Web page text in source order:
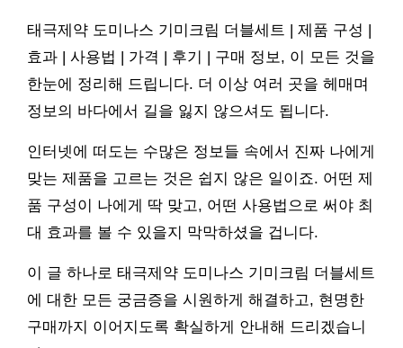
태극제약 도미나스 기미크림 더블세트 | 제품 구성 |
효과 | 사용법 | 가격 | 후기 | 구매 정보, 이 모든 것을
한눈에 정리해 드립니다. 더 이상 여러 곳을 헤매며
정보의 바다에서 길을 잃지 않으셔도 됩니다.
인터넷에 떠도는 수많은 정보들 속에서 진짜 나에게
맞는 제품을 고르는 것은 쉽지 않은 일이죠. 어떤 제
품 구성이 나에게 딱 맞고, 어떤 사용법으로 써야 최
대 효과를 볼 수 있을지 막막하셨을 겁니다.
이 글 하나로 태극제약 도미나스 기미크림 더블세트
에 대한 모든 궁금증을 시원하게 해결하고, 현명한
구매까지 이어지도록 확실하게 안내해 드리겠습니